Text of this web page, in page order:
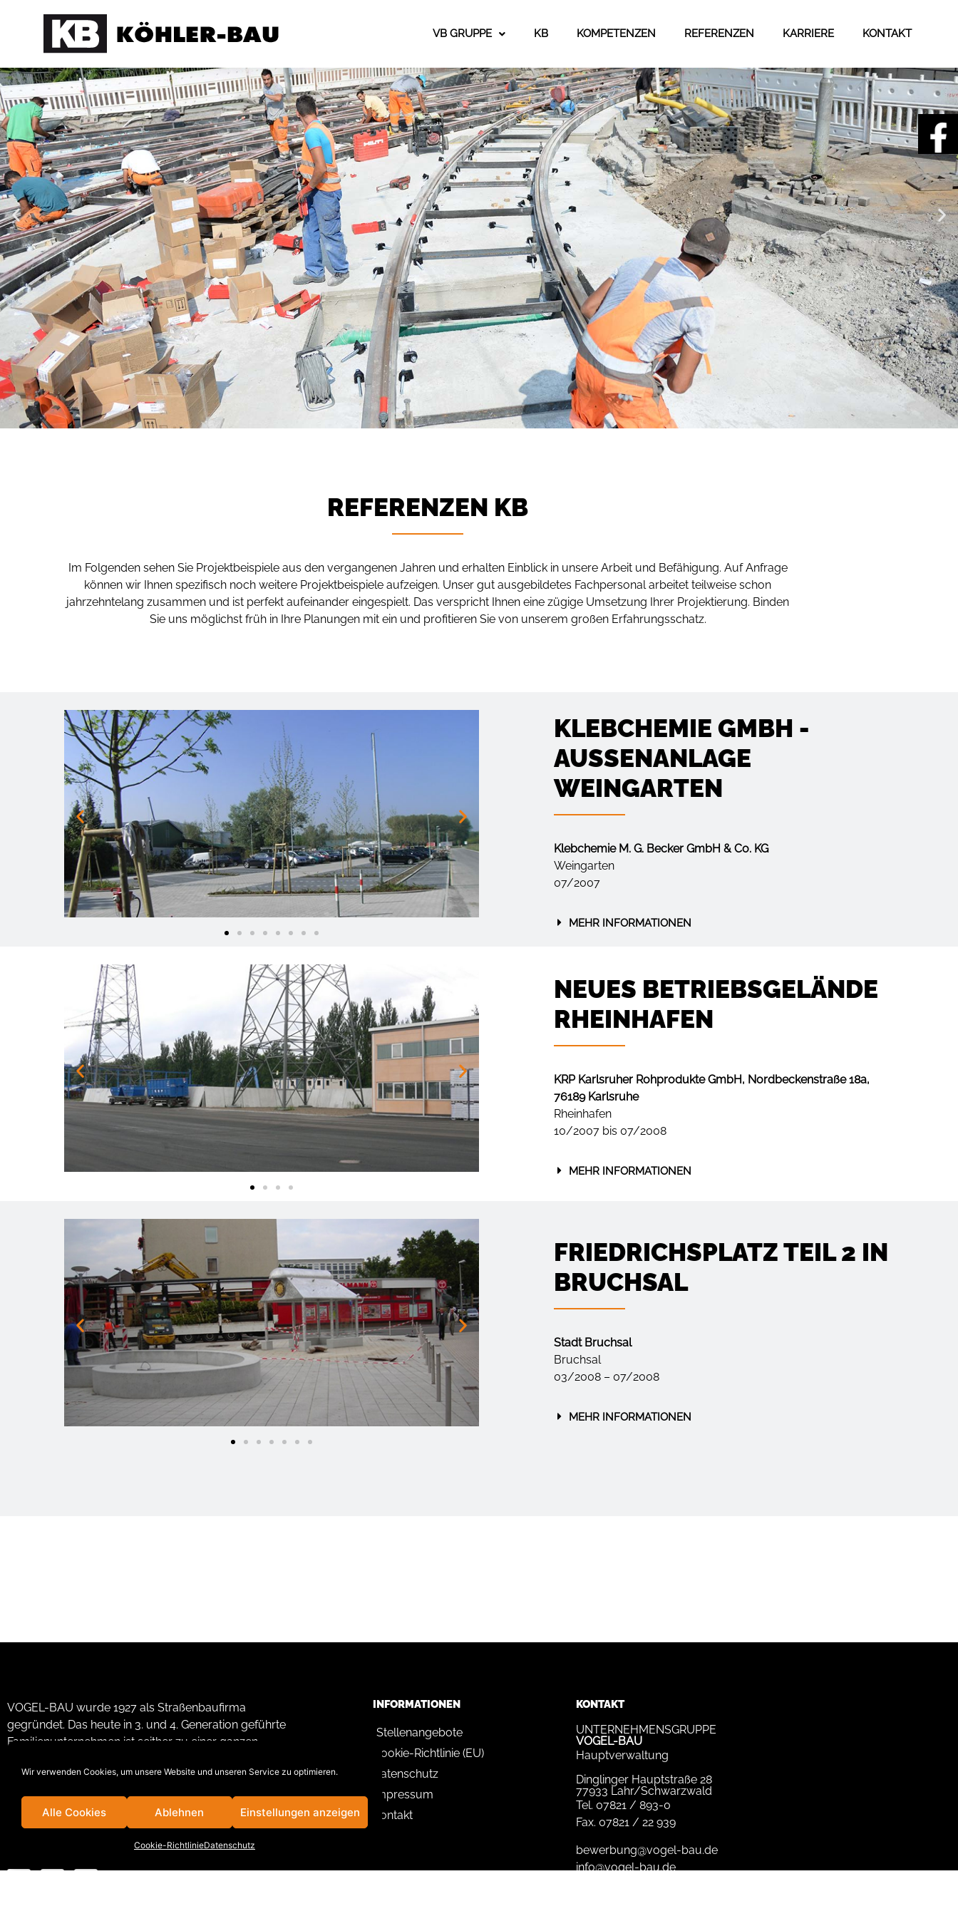
Wir verwenden Cookies, um unsere Website und unseren Service zu optimieren.
Alle Cookies Ablehnen Einstellungen anzeigen
Cookie-RichtlinieDatenschutz
VB GRUPPE KB KOMPETENZEN REFERENZEN KARRIERE KONTAKT
REFERENZEN KB
Im Folgenden sehen Sie Projektbeispiele aus den vergangenen Jahren und erhalten Einblick in unsere Arbeit und Befähigung. Auf Anfrage
können wir Ihnen spezifisch noch weitere Projektbeispiele aufzeigen. Unser gut ausgebildetes Fachpersonal arbeitet teilweise schon
jahrzehntelang zusammen und ist perfekt aufeinander eingespielt. Das verspricht Ihnen eine zügige Umsetzung Ihrer Projektierung. Binden
Sie uns möglichst früh in Ihre Planungen mit ein und profitieren Sie von unserem großen Erfahrungsschatz.
KLEBCHEMIE GMBH -
AUSSEN­ANLAGE
WEINGARTEN
Klebchemie M. G. Becker GmbH & Co. KG
Weingarten
07/2007
MEHR INFORMATIONEN
NEUES BETRIEBS­GELÄNDE
RHEINHAFEN
KRP Karlsruher Rohprodukte GmbH, Nordbeckenstraße 18a,
76189 Karlsruhe
Rheinhafen
10/2007 bis 07/2008
MEHR INFORMATIONEN
FRIEDRICHS­PLATZ TEIL 2 IN
BRUCHSAL
Stadt Bruchsal
Bruchsal
03/2008 – 07/2008
MEHR INFORMATIONEN
VOGEL-BAU wurde 1927 als Straßenbaufirma
gegründet. Das heute in 3. und 4. Generation geführte
Familienunternehmen ist seither zu einer ganzen
eigenständigen Bauunternehmen mit ca. 1.000
Mitarbeitern, herangewachsen.
INFORMATIONEN
Stellenangebote
Cookie-Richtlinie (EU)
Datenschutz
Impressum
Kontakt
KONTAKT
UNTERNEHMENSGRUPPE
VOGEL-BAU
Hauptverwaltung
Dinglinger Hauptstraße 28
77933 Lahr/Schwarzwald
Tel. 07821 / 893-0
Fax. 07821 / 22 939
bewerbung@vogel-bau.de
info@vogel-bau.de